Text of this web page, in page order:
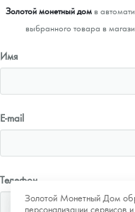
Золотой Монетный Дом
персонализации сервисов
Золотой монетный домв
выбранного товара в
Имя
E-mail
Телефон